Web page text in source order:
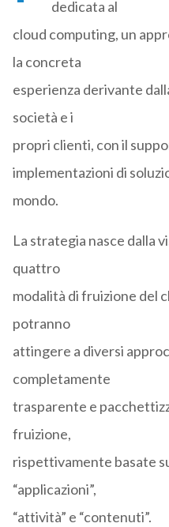
dedicata al
cloud computing, un
la concreta
esperienza derivante
società e i
propri clienti, con il
implementazioni di
mondo.
La strategia nasce dalla
quattro
modalità di fruizione del
potranno
attingere a diversi
completamente
trasparente e
fruizione,
rispettivamente basate
“applicazioni”,
“attività” e “contenuti”.